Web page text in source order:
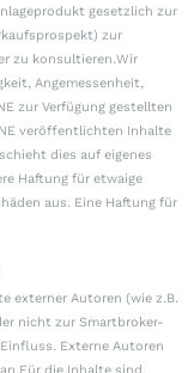
gesetzlich zur
zur
zu konsultieren.Wir
Angemessenheit,
zur Verfügung gestellten
veröffentlichten Inhalte
dies auf eigenes
Haftung für etwaige
aus. Eine Haftung für
externer Autoren (wie z.B.
nicht zur Smartbroker-
Externe Autoren